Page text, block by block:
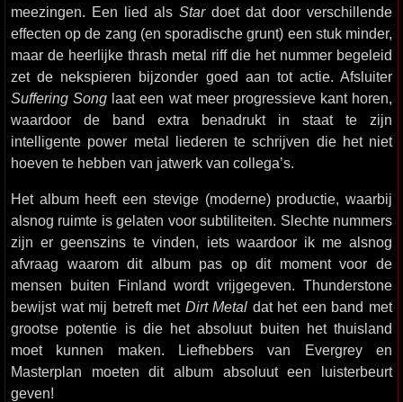
meezingen. Een lied als Stardoet dat door verschillende
effecten op de zang (en sporadische grunt) een stuk minder,
maar de heerlijke thrash metal riff die het nummer begeleid
zet de nekspieren bijzonder goed aan tot actie. Afsluiter
Suffering Song laat een wat meer progressieve kant horen,
waardoor de band extra benadrukt in staat te zijn
intelligente power metal liederen te schrijven die het niet
hoeven te hebben van jatwerk van collega’s.
Het album heeft een stevige (moderne) productie, waarbij
alsnog ruimte is gelaten voor subtiliteiten. Slechte nummers
zijn er geenszins te vinden, iets waardoor ik me alsnog
afvraag waarom dit album pas op dit moment voor de
mensen buiten Finland wordt vrijgegeven. Thunderstone
bewijst wat mij betreft met Dirt Metal dat het een band met
grootse potentie is die het absoluut buiten het thuisland
moet kunnen maken. Liefhebbers van Evergrey en
Masterplan moeten dit album absoluut een luisterbeurt
geven!